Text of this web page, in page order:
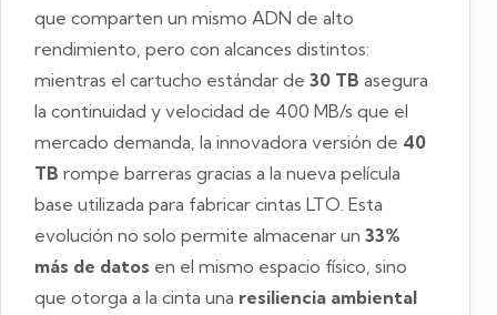
que comparten un mismo ADN de alto
rendimiento, pero con alcances distintos:
mientras el cartucho estándar de 30 TB asegura
la continuidad y velocidad de 400 MB/s que el
mercado demanda, la innovadora versión de 40
TB rompe barreras gracias a la nueva película
base utilizada para fabricar cintas LTO. Esta
evolución no solo permite almacenar un 33%
más de datos en el mismo espacio físico, sino
que otorga a la cinta una resiliencia ambiental